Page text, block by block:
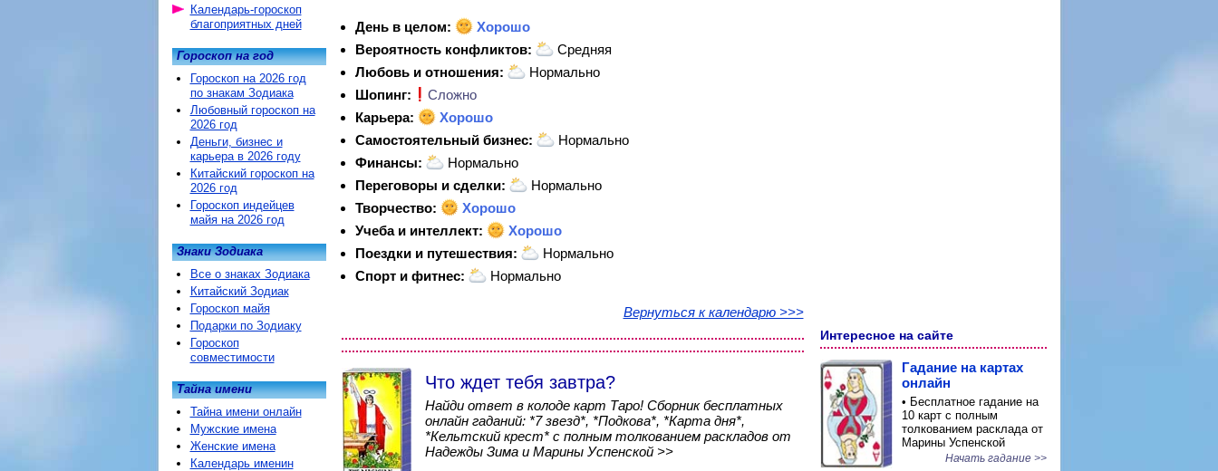
День в целом:
Хорошо
Вероятность конфликтов:
Средняя
Любовь и отношения:
Нормально
Шопинг:
Сложно
Карьера:
Хорошо
Самостоятельный бизнес:
Нормально
Финансы:
Нормально
Переговоры и сделки:
Нормально
Творчество:
Хорошо
Учеба и интеллект:
Хорошо
Поездки и путешествия:
Нормально
Спорт и фитнес:
Нормально
Вернуться к календарю >>>
Что ждет тебя завтра?
Найди ответ в колоде карт Таро! Сборник бесплатных
онлайн гаданий: *7 звезд*, *Подкова*, *Карта дня*,
*Кельтский крест* с полным толкованием раскладов от
Надежды Зима и Марины Успенской >>
Календарь-гороскоп
благоприятных дней
Гороскоп на год
Гороскоп на 2026 год
по знакам Зодиака
Любовный гороскоп на
2026 год
Деньги, бизнес и
карьера в 2026 году
Китайский гороскоп на
2026 год
Гороскоп индейцев
майя на 2026 год
Знаки Зодиака
Все о знаках Зодиака
Китайский Зодиак
Гороскоп майя
Подарки по Зодиаку
Гороскоп
совместимости
Тайна имени
Тайна имени онлайн
Мужские имена
Женские имена
Календарь именин
Интересное на сайте
Гадание на картах
онлайн
• Бесплатное гадание на
10 карт с полным
толкованием расклада от
Марины Успенской
Начать гадание >>